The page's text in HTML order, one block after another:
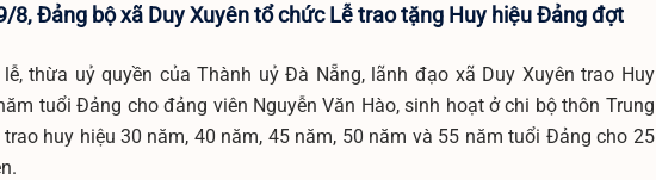
8, Đảng bộ xã Duy Xuyên tổ chức Lễ trao tặng Huy hiệu Đảng đợt
thừa uỷ quyền của Thành uỷ Đà Nẵng, lãnh đạo xã Duy Xuyên trao Huy
tuổi Đảng cho đảng viên Nguyễn Văn Hào, sinh hoạt ở chi bộ thôn Trung
huy hiệu 30 năm, 40 năm, 45 năm, 50 năm và 55 năm tuổi Đảng cho 25